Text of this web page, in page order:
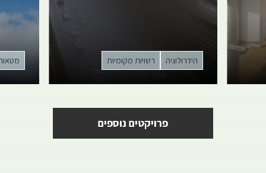
הידרולוגיה רשויות מקומיות
פרויקטים נוספים